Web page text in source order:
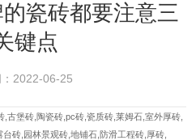
用案例
牌动态
系我们
瓷砖都要注意三
键点
2022-06-25
古堡砖,陶瓷砖,pc砖,瓷质砖,莱姆石,室外厚砖,
砖,园林景观砖,地铺石,防滑工程砖,厚砖,